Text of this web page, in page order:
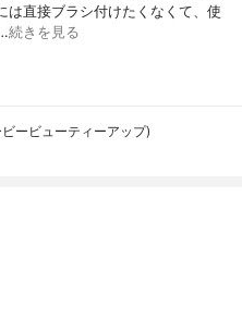
は直接ブラシ付けたくなくて、使
続きを見る
ービューティーアップ)